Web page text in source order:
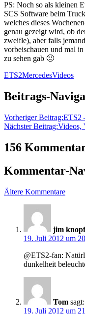
PS: Noch so als kleinen
SCS Software beim
welches dieses
genau gezeigt wird, ob
zweifle), aber falls
vorbeischauen und mal
zu sehen gab 🙂
ETS2MercedesVideos
Beitrags-
Vorheriger Beitrag:ETS2
Nächster Beitrag:Videos,
156
Kommentar-
Ältere Kommentare
jim knopf
19. Juli 2012 um
@ETS2-fan:
dunkelheit
Tom sagt:
19. Juli 2012 um